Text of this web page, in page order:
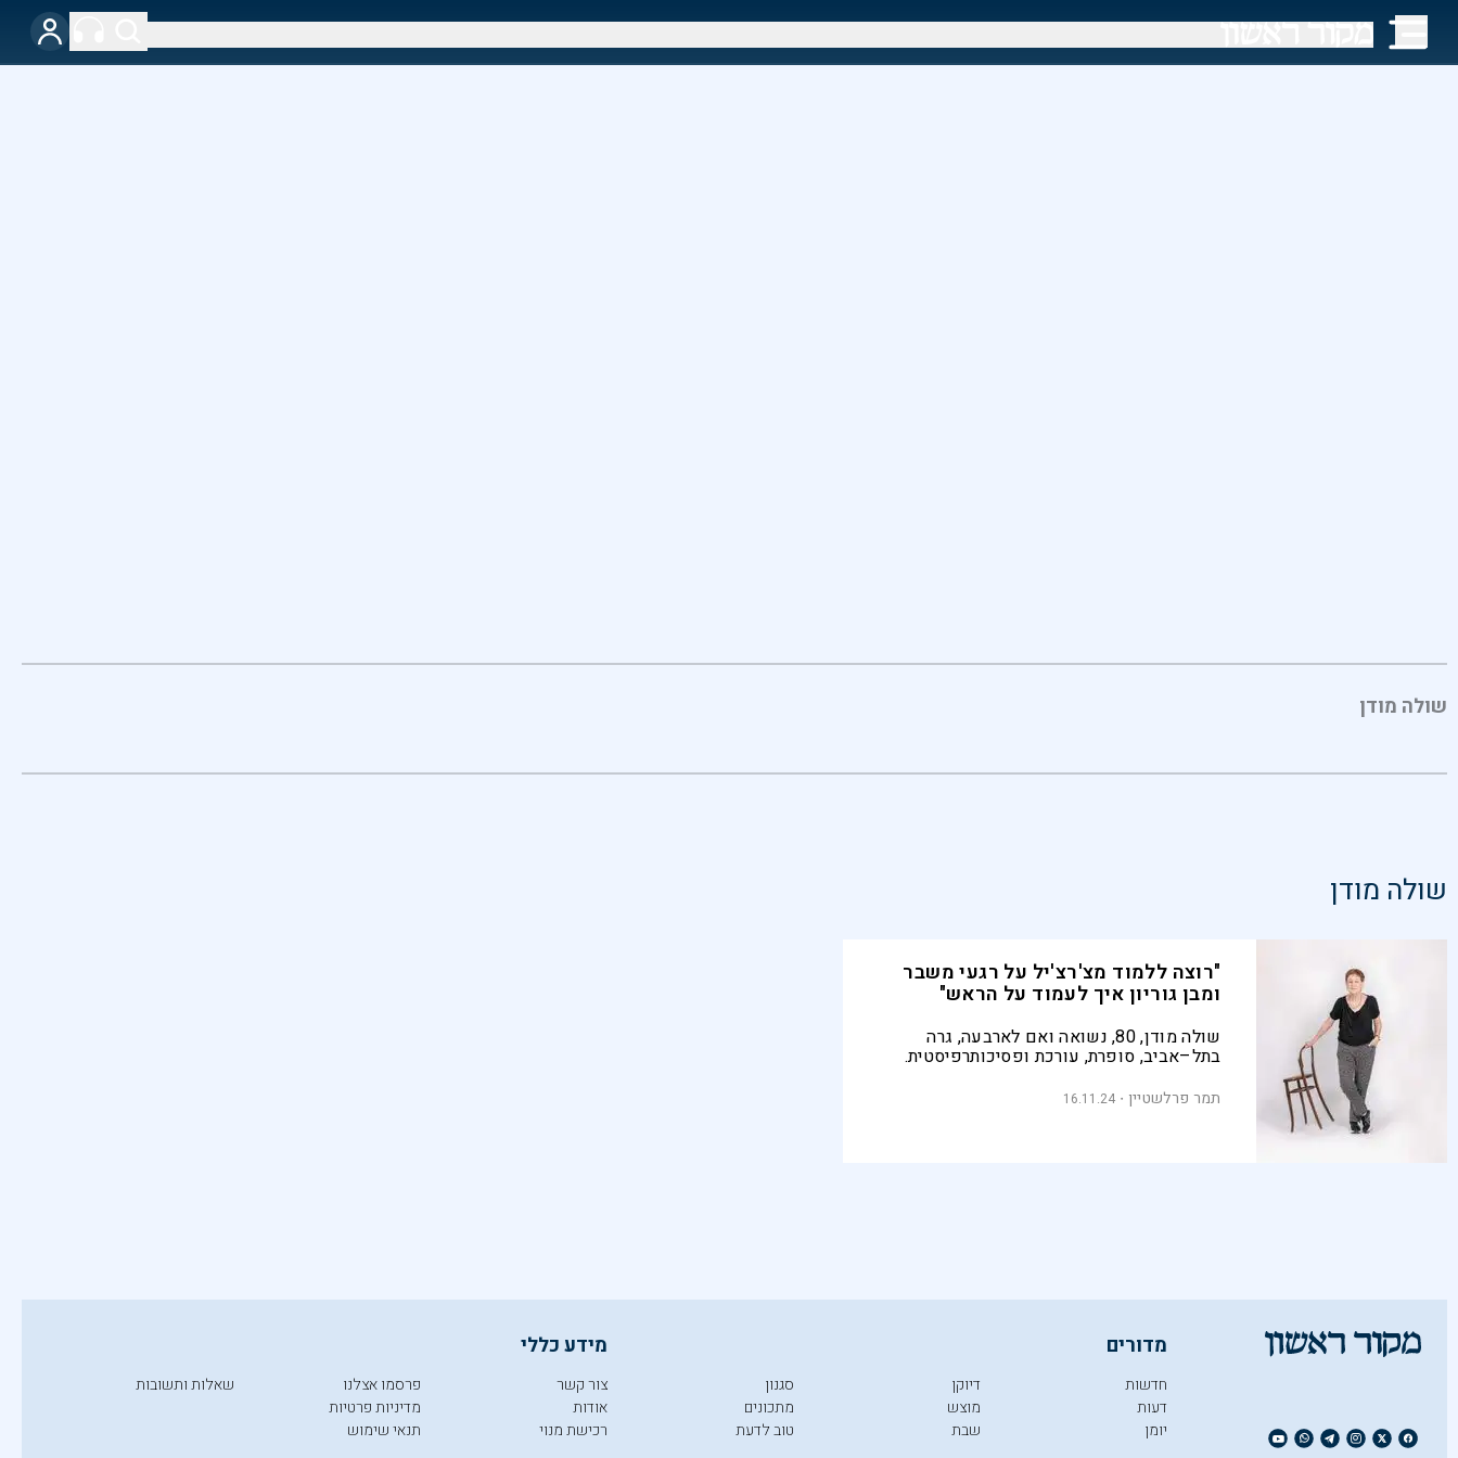
שולה מודן
שולה מודן
"רוצה ללמוד מצ'רצ'יל על רגעי משבר
ומבן גוריון איך לעמוד על הראש"
שולה מודן, 80, נשואה ואם לארבעה, גרה
בתל–אביב, סופרת, עורכת ופסיכותרפיסטית.
שמש"
תמר פרלשטיין 16.11.24
מדורים
חדשות
דעות
יומן
דיוקן
מוצש
שבת
סגנון
מתכונים
טוב לדעת
מידע כללי
צור קשר
אודות
רכישת מנוי
פרסמו אצלנו
מדיניות פרטיות
תנאי שימוש
שאלות ותשובות